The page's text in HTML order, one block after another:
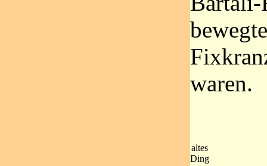
waren.
altes
Ding